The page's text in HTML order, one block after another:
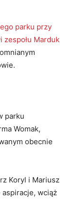
parku przy
zespołu Marduk
parku
Womak,
obecnie
Koryl i Mariusz
wciąż